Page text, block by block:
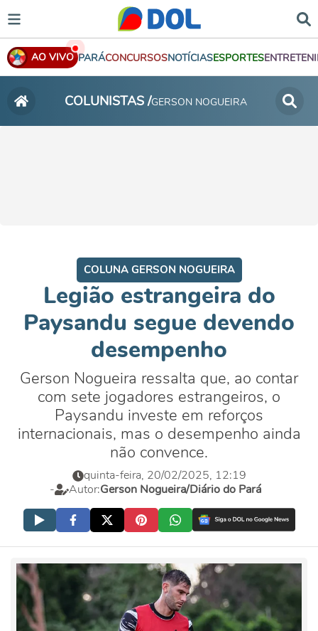
AO VIVO PARÁCONCURSOSNOTÍCIASESPORTES
COLUNISTAS /GERSON NOGUEIRA
COLUNA GERSON NOGUEIRA
Legião estrangeira do
Paysandu segue devendo
desempenho
Gerson Nogueira ressalta que, ao contar
com sete jogadores estrangeiros, o
Paysandu investe em reforços
internacionais, mas o desempenho ainda
não convence.
quinta-feira, 20/02/2025, 12:19
-
Autor:Gerson Nogueira/Diário do Pará